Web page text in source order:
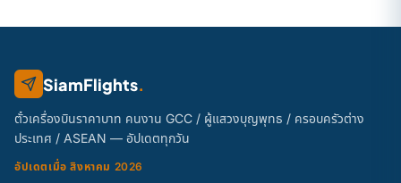
SiamFlights.
ตั๋วเครื่องบินราคาบาท คนงาน GCC / ผู้แสวงบุญพุทธ / ครอบครัวต่าง
ประเทศ / ASEAN — อัปเดตทุกวัน
อัปเดตเมื่อ สิงหาคม 2026